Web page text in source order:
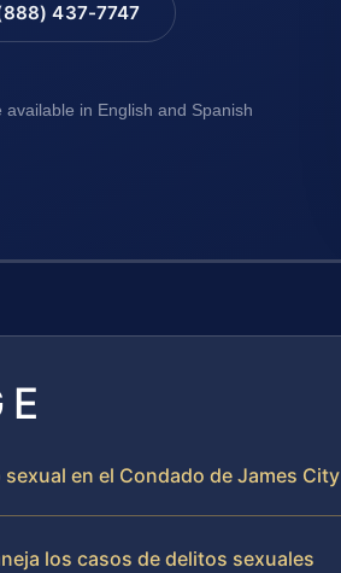
437-7747
in English and Spanish
en el Condado de James City
los casos de delitos sexuales